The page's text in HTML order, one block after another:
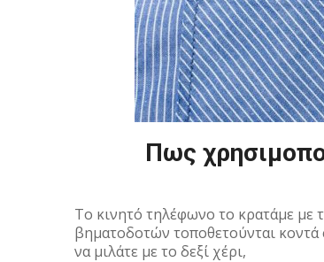
Πως
Το κινητό τηλέφωνο το κρατάμε με
βηματοδοτών τοποθετούνται κοντά
να μιλάτε με το δεξί χέρι,